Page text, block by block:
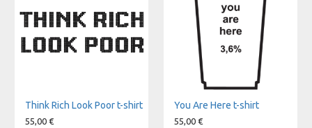
Think Rich Look Poor t-shirt
55,00 €
You Are Here t-shirt
55,00 €